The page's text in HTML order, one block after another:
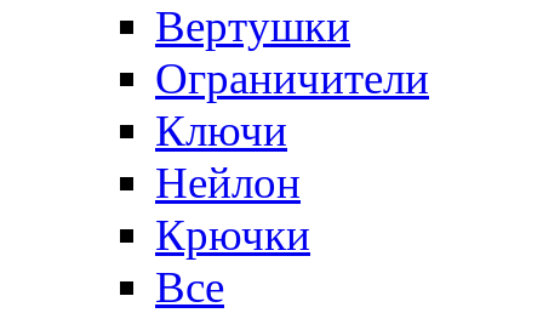
Вертушки
Ограничители
Ключи
Нейлон
Крючки
Все